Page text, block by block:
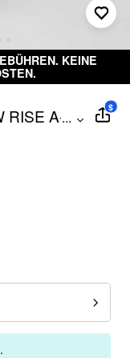
KEINE
RISE A-...
$